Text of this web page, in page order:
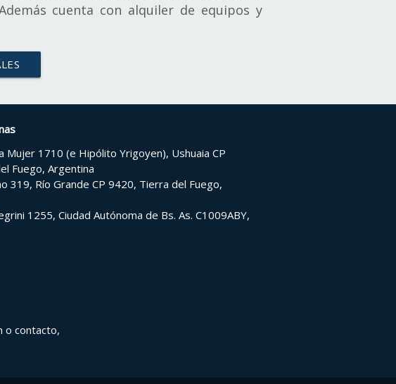
cuenta con alquiler de equipos y
Mujer 1710 (e Hipólito Yrigoyen), Ushuaia CP
Fuego, Argentina
319, Río Grande CP 9420, Tierra del Fuego,
1255, Ciudad Autónoma de Bs. As. C1009ABY,
o contacto,